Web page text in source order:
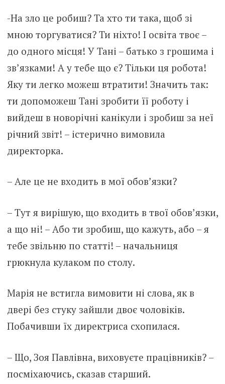
-На зло це робиш? Та хто ти така, щоб зі
мною торгуватися? Ти ніхто! І освіта твоє –
до одного місця! У Тані – батько з грошима і
зв’язками! А у тебе що є? Тільки ця робота!
Яку ти легко можеш втратити! Значить так:
ти допоможеш Тані зробити її роботу і
вийдеш в новорічні канікули і зробиш за неї
річний звіт! – істерично вимовила
директорка.
– Але це не входить в мої обов’язки?
– Тут я вирішую, що входить в твої обов’язки,
а що ні! – Або ти зробиш, що кажуть, або – я
тебе звільню по статті! – начальниця
грюкнула кулаком по столу.
Марія не встигла вимовити ні слова, як в
двері без стуку зайшли двоє чоловіків.
Побачивши їх директриса схопилася.
– Що, Зоя Павлівна, виховуєте працівників? –
посміхаючись, сказав старший.